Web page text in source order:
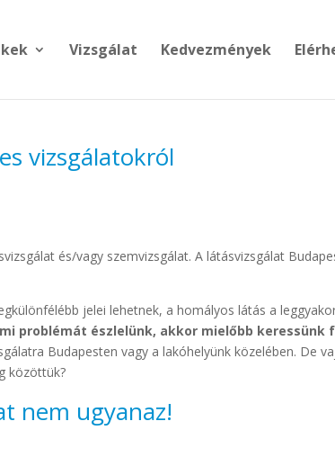
Vizsgálat Kedvezmények
vizsgálatokról
és/vagy szemvizsgálat. A látásvizsgálat
jelei lehetnek, a homályos látás a
problémát észlelünk, akkor mielőbb keressünk
Budapesten vagy a lakóhelyünk közelében. De
közöttük?
nem ugyanaz!